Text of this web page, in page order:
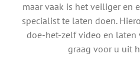
maar vaak is het veiliger en
specialist te laten doen.
doe-het-zelf video en laten
graag voor u uit